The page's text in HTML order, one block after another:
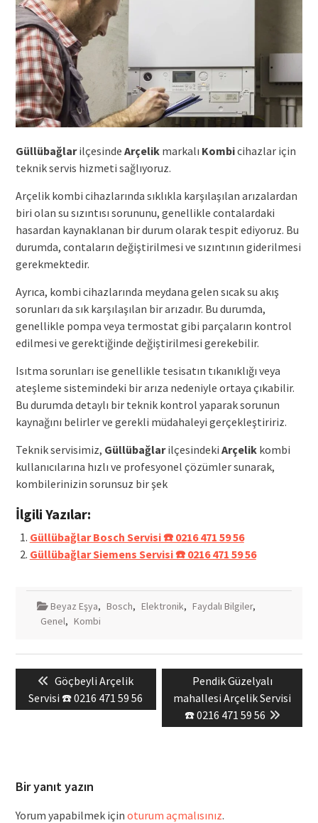
Güllübağlarilçesinde Arçelikmarkalı Kombicihazlar için
teknik servis hizmeti sağlıyoruz.
Arçelik kombi cihazlarında sıklıkla karşılaşılan arızalardan
biri olan su sızıntısı sorununu, genellikle contalardaki
hasardan kaynaklanan bir durum olarak tespit ediyoruz. Bu
durumda, contaların değiştirilmesi ve sızıntının giderilmesi
gerekmektedir.
Ayrıca, kombi cihazlarında meydana gelen sıcak su akış
sorunları da sık karşılaşılan bir arızadır. Bu durumda,
genellikle pompa veya termostat gibi parçaların kontrol
edilmesi ve gerektiğinde değiştirilmesi gerekebilir.
Isıtma sorunları ise genellikle tesisatın tıkanıklığı veya
ateşleme sistemindeki bir arıza nedeniyle ortaya çıkabilir.
Bu durumda detaylı bir teknik kontrol yaparak sorunun
kaynağını belirler ve gerekli müdahaleyi gerçekleştiririz.
Teknik servisimiz, Güllübağlarilçesindeki Arçelikkombi
kullanıcılarına hızlı ve profesyonel çözümler sunarak,
kombilerinizin sorunsuz bir şek
İlgili Yazılar:
Güllübağlar Bosch Servisi ☎️ 0216 471 59 56
Güllübağlar Siemens Servisi ☎️ 0216 471 59 56
Beyaz Eşya, Bosch, Elektronik, Faydalı Bilgiler,
Genel, Kombi
gezinmesi
Previous
post:
Göçbeyli Arçelik
Servisi ☎️ 0216 471 59 56
Next
post:
Pendik Güzelyalı
mahallesi Arçelik Servisi
☎️ 0216 471 59 56
Bir yanıt yazın
Yorum yapabilmek için oturum açmalısınız.